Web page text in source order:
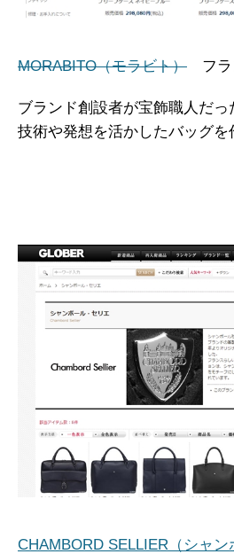
MORABITO（モラビト） フラ
ブランド創設者が宝飾職人だ
技術や発想を活かしたバッグを
CHAMBORD SELLIER（シャン